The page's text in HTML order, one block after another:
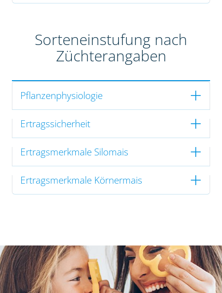
Sorteneinstufung nach
Züchterangaben
Pflanzenphysiologie
Ertragssicherheit
Ertragsmerkmale Silomais
Ertragsmerkmale Körnermais